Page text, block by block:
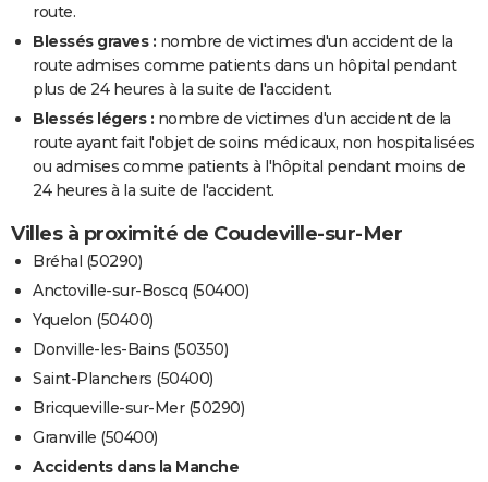
route.
Blessés graves : nombre de victimes d'un accident de la
route admises comme patients dans un hôpital pendant
plus de 24 heures à la suite de l'accident.
Blessés légers : nombre de victimes d'un accident de la
route ayant fait l'objet de soins médicaux, non hospitalisées
ou admises comme patients à l'hôpital pendant moins de
24 heures à la suite de l'accident.
Villes à proximité de Coudeville-sur-Mer
Bréhal (50290)
Anctoville-sur-Boscq (50400)
Yquelon (50400)
Donville-les-Bains (50350)
Saint-Planchers (50400)
Bricqueville-sur-Mer (50290)
Granville (50400)
Accidents dans la Manche